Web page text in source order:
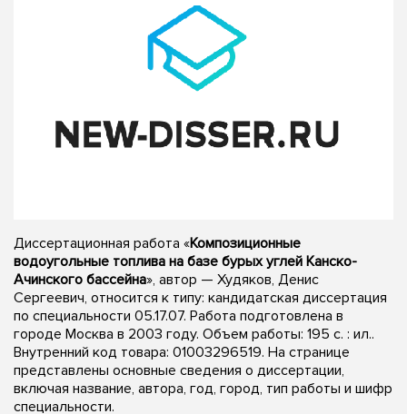
Диссертационная работа «Композиционные
водоугольные топлива на базе бурых углей Канско-
Ачинского бассейна», автор — Худяков, Денис
Сергеевич, относится к типу: кандидатская диссертация
по специальности 05.17.07. Работа подготовлена в
городе Москва в 2003 году. Объем работы: 195 с. : ил..
Внутренний код товара: 01003296519. На странице
представлены основные сведения о диссертации,
включая название, автора, год, город, тип работы и шифр
специальности.